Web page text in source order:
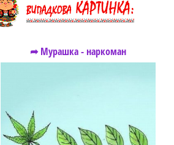
➦ Мурашка - наркоман